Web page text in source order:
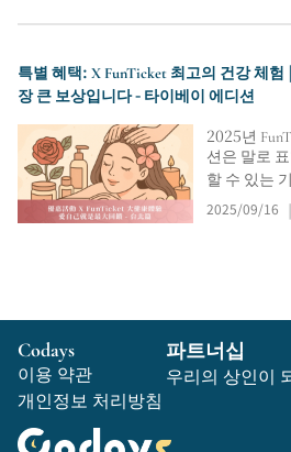
에 위치한
소로 만들
제공합니다.
특별 혜택: X FunTicket 최고의 건강 체
장 큰 보상입니다 - 타이베이 에디션
2025년
션은 말로
할 수 있는
케어와 두
오일 스파
는 이해받을
2025/09/16
Codays
이용 약관
개인정보 처리방침
파트너십
우리의 상인이